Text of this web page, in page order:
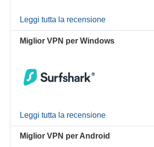
Leggi tutta la recensione
Miglior VPN per Windows
Leggi tutta la recensione
Miglior VPN per Android